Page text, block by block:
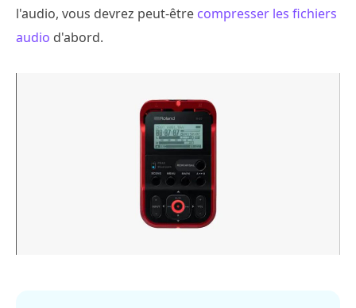
l'audio, vous devrez peut-être compresser les fichiers
audio d'abord.